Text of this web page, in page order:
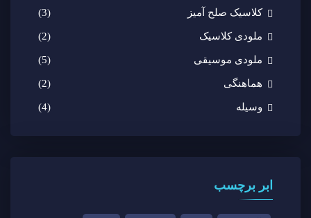
کلاسیک صلح آمیز (3)
ملودی کلاسیک (2)
ملودی موسیقی (5)
هماهنگی (2)
وسیله (4)
ابر برچسب